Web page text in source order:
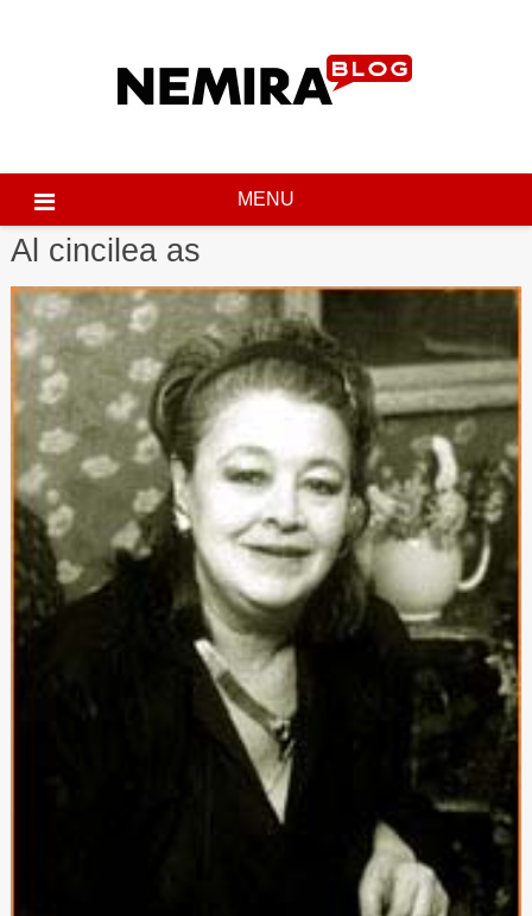
MENU
Al cincilea as